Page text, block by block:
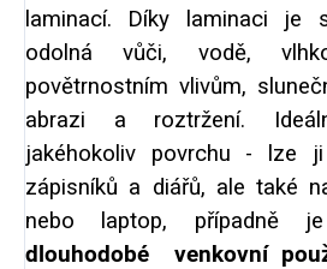
laminací. Díky laminaci je
odolná vůči, vodě,
povětrnostním vlivům,
abrazi a roztržení.
jakéhokoliv povrchu - lze
zápisníků a diářů, ale také
nebo laptop, případně
dlouhodobé venkovní